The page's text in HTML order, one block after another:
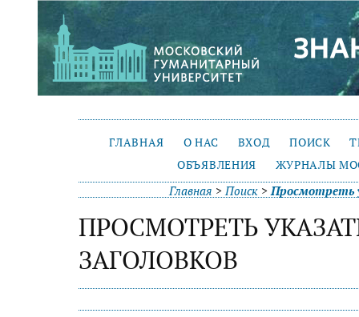
ГЛАВНАЯ О НАС ВХОД ПОИСК
ОБЪЯВЛЕНИЯ
ЖУРНАЛЫ
Главная >Поиск >Просмотреть
ПРОСМОТРЕТЬ
ЗАГОЛОВКОВ